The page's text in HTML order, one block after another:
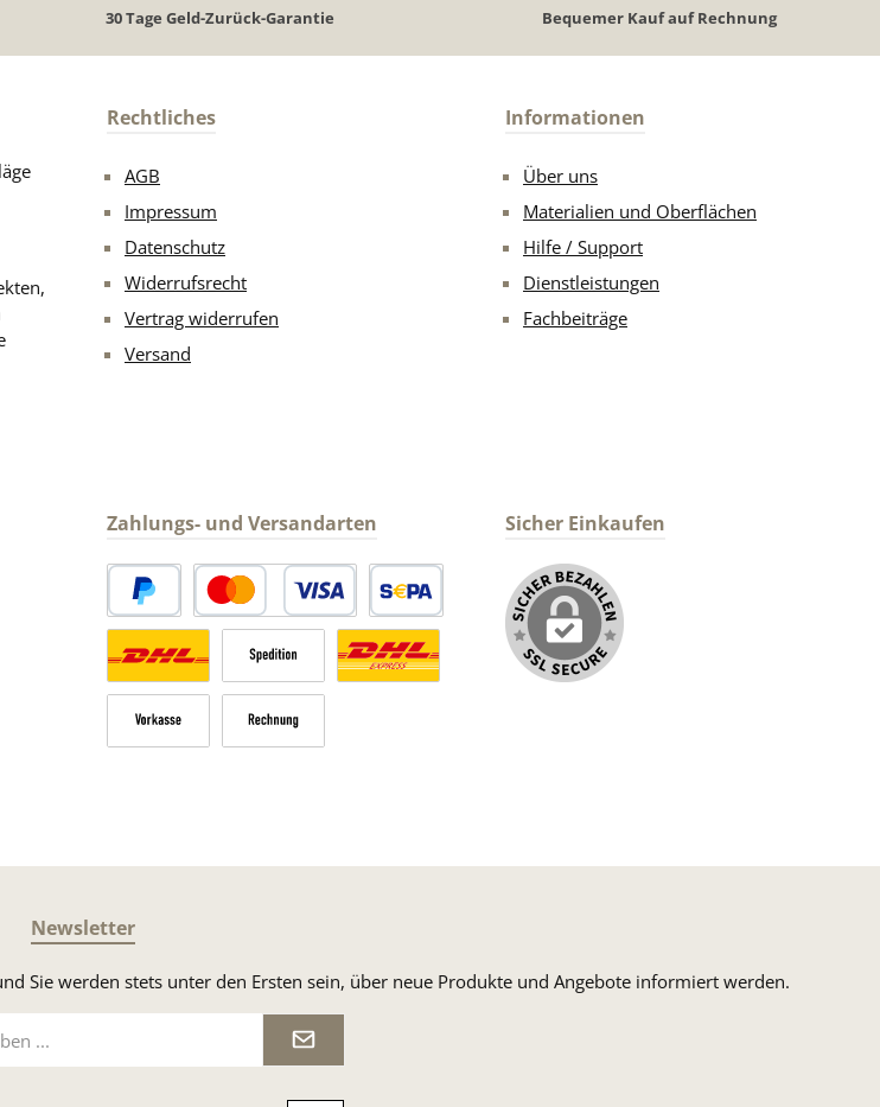
30 Tage Geld-Zurück-Garantie Bequemer Kauf auf Rechnung
Rechtliches
AGB
Impressum
Datenschutz
Widerrufsrecht
Vertrag widerrufen
Versand
Informationen
Über uns
Materialien und Oberflächen
Hilfe / Support
Dienstleistungen
Fachbeiträge
Zahlungs- und Versandarten
PayPal Kredit- oder DebitkarteSEPA Lastschrift
Versandkosten Deutschland normaler Versand Deutsche Post
Sperrgut
Sicher Einkaufen
Newsletter
Sie werden stets unter den Ersten sein, über neue Produkte und Angebote informiert werden.